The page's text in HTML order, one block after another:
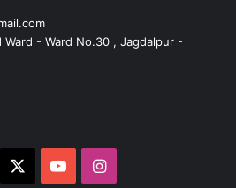
Ward - Ward No.30 , Jagdalpur -
YouTubeInstagram